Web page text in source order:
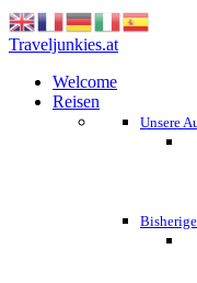
Traveljunkies.at
Welcome
Reisen
Unsere